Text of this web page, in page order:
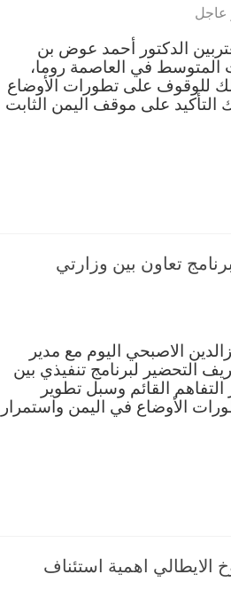
عاجل
الدكتور أحمد عوض بن
في العاصمة روما،
للوقوف على تطورات الأوضاع
على موقف اليمن الثابت
تعاون بين وزارتي
الاصبحي اليوم مع مدير
التحضير لبرنامج تنفيذي بين
القائم وسبل تطوير
الأوضاع في اليمن واستمرار
اهمية استئناف